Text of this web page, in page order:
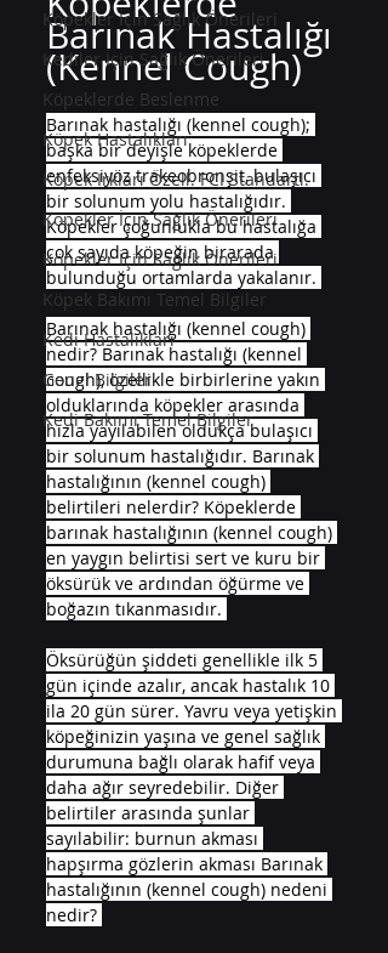
Köpekler İçin Sağlık Önerileri
Kediler İçin Sağlık Önerileri
Köpeklerde Beslenme
Köpek Hastalıkları
Köpek Irkları Özell. FCI Standartl.
Köpekler İçin Sağlık Önerileri
Köpekler İçin Sağlık Önerileri
Köpek Bakımı Temel Bilgiler
Kedi Hastalıkları
Genel Bilgiler
Kedi Bakımı Temel Bilgiler
Barınak Hastalığı
(Kennel Cough)
Barınak hastalığı (kennel cough);
başka bir deyişle köpeklerde
enfeksiyöz trakeobronşit, bulaşıcı
bir solunum yolu hastalığıdır.
Köpekler çoğunlukla bu hastalığa
çok sayıda köpeğin birarada
bulunduğu ortamlarda yakalanır.
Barınak hastalığı (kennel cough)
nedir? Barınak hastalığı (kennel
cough), özellikle birbirlerine yakın
olduklarında köpekler arasında
hızla yayılabilen oldukça bulaşıcı
bir solunum hastalığıdır. Barınak
hastalığının (kennel cough)
belirtileri nelerdir? Köpeklerde
barınak hastalığının (kennel cough)
en yaygın belirtisi sert ve kuru bir
öksürük ve ardından öğürme ve
boğazın tıkanmasıdır.
Öksürüğün şiddeti genellikle ilk 5
gün içinde azalır, ancak hastalık 10
ila 20 gün sürer. Yavru veya yetişkin
köpeğinizin yaşına ve genel sağlık
durumuna bağlı olarak hafif veya
daha ağır seyredebilir. Diğer
belirtiler arasında şunlar
sayılabilir: burnun akması
hapşırma gözlerin akması Barınak
hastalığının (kennel cough) nedeni
nedir?